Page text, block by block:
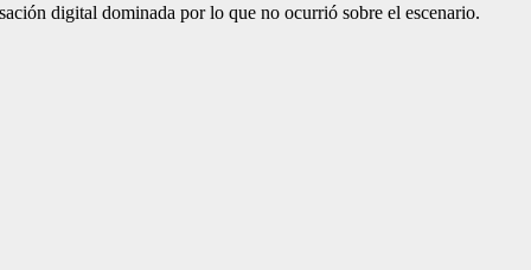
digital dominada por lo que no ocurrió sobre el escenario.